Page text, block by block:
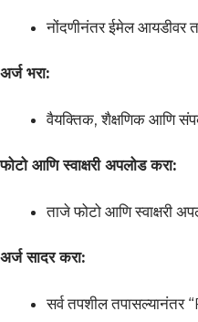
नोंदणीनंतर ईमेल आयडीवर
अर्ज भरा:
वैयक्तिक, शैक्षणिक आणि
फोटो आणि स्वाक्षरी अपलोड करा:
ताजे फोटो आणि स्वाक्षरी
अर्ज सादर करा:
सर्व तपशील